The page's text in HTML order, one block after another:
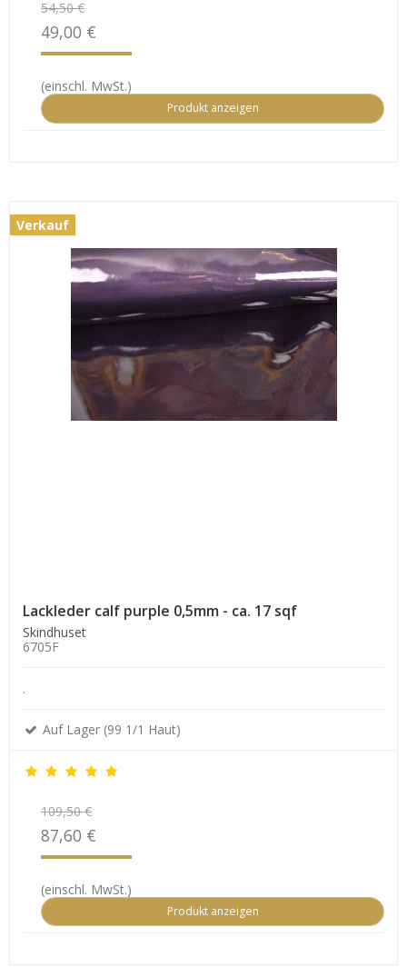
54,50 €
49,00 €
(einschl. MwSt.)
Produkt anzeigen
Verkauf
Lackleder calf purple 0,5mm - ca. 17 sqf
Skindhuset
6705F
.
Auf Lager (99 1/1 Haut)
109,50 €
87,60 €
(einschl. MwSt.)
Produkt anzeigen